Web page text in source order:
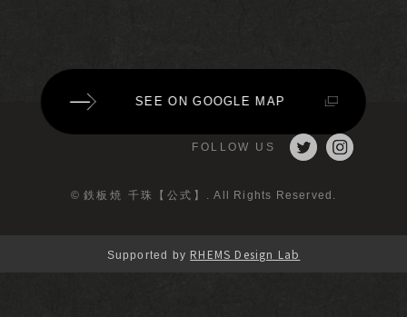
SEE ON GOOGLE MAP
© 鉄板焼 千珠【公式】 . All Rights Reserved.
FOLLOW US
Supported by RHEMS Design Lab